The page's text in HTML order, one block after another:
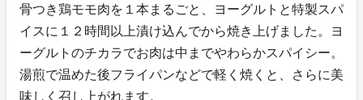
骨つき鶏モモ肉を１本まるごと、ヨーグルトと特製スパ
イスに１２時間以上漬け込んでから焼き上げました。ヨ
ーグルトのチカラでお肉は中までやわらかスパイシー。
湯煎で温めた後フライパンなどで軽く焼くと、さらに美
味しく召し上がれます。